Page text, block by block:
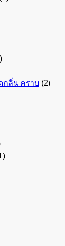
กลิ่น คราบ (2)